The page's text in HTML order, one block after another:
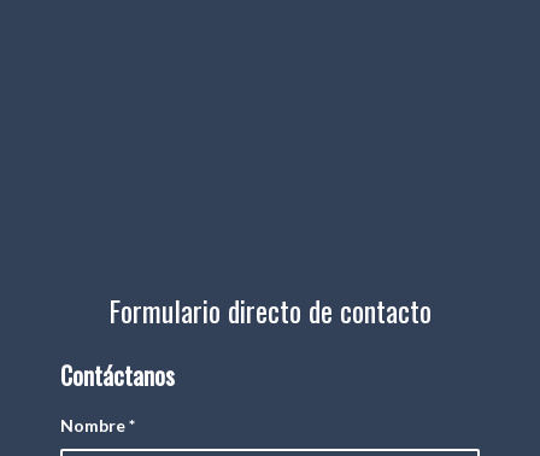
Formulario directo de contacto
Contáctanos
Nombre*